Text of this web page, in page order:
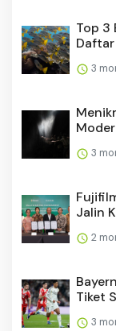
Top 3
Daftar
3
3
Jalin
2
Tiket
3